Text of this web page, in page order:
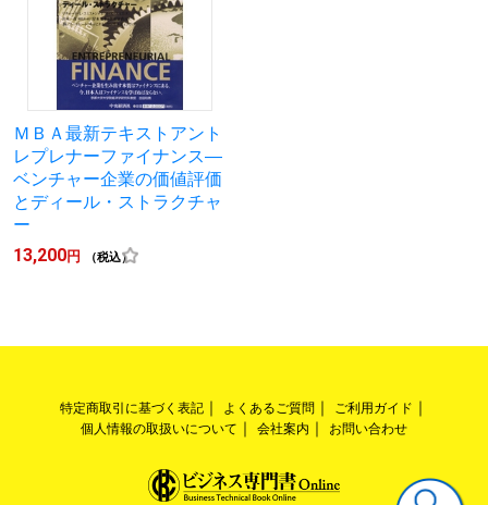
ＭＢＡ最新テキストアント
レプレナーファイナンス―
ベンチャー企業の価値評価
とディール・ストラクチャ
ー
13,200円 （税込）
特定商取引に基づく表記 よくあるご質問
ご利用ガイド
個人情報の取扱いについて
会社案内 お問い合わせ